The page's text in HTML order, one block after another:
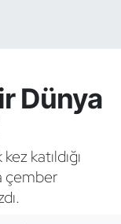
Dünya
katıldığı
çember